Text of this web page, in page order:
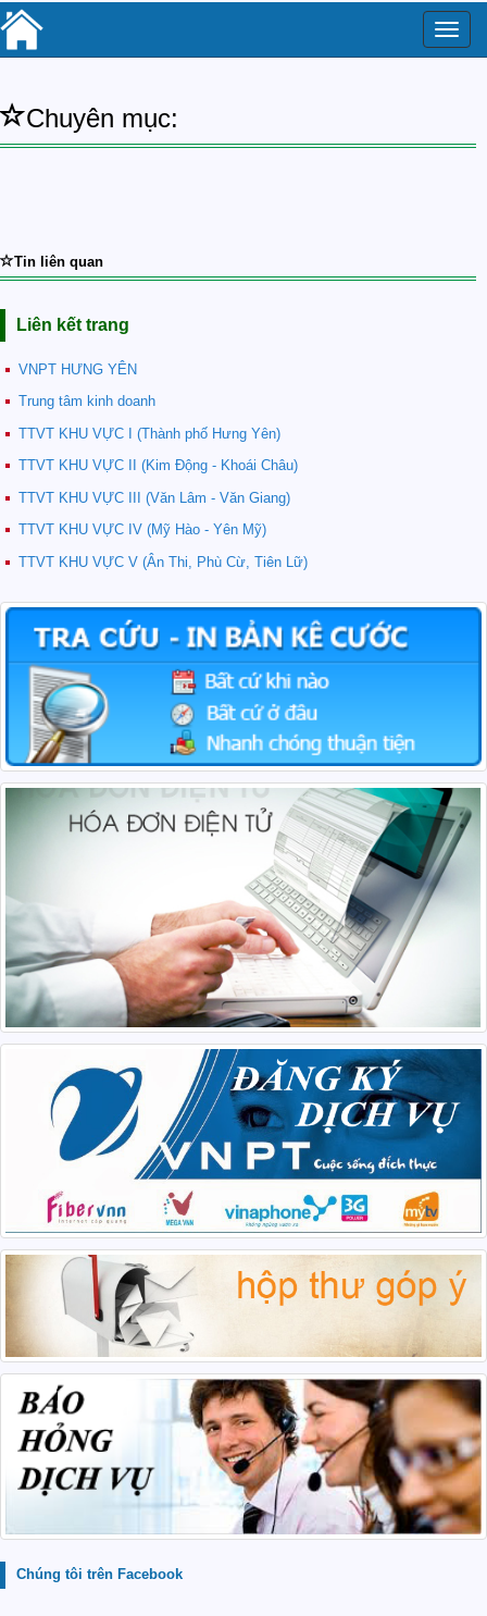
Toggle
Chuyên mục:
Tin liên quan
Liên kết trang
VNPT HƯNG YÊN
Trung tâm kinh doanh
TTVT KHU VỰC I (Thành phố Hưng Yên)
TTVT KHU VỰC II (Kim Động - Khoái Châu)
TTVT KHU VỰC III (Văn Lâm - Văn Giang)
TTVT KHU VỰC IV (Mỹ Hào - Yên Mỹ)
TTVT KHU VỰC V (Ân Thi, Phù Cừ, Tiên Lữ)
Chúng tôi trên Facebook